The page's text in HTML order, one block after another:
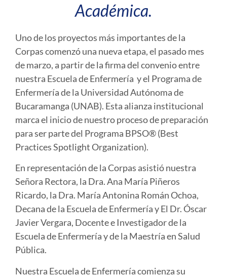
Académica.
Uno de los proyectos más importantes de la
Corpas comenzó una nueva etapa, el pasado mes
de marzo, a partir de la firma del convenio entre
nuestra Escuela de Enfermería y el Programa de
Enfermería de la Universidad Autónoma de
Bucaramanga (UNAB). Esta alianza institucional
marca el inicio de nuestro proceso de preparación
para ser parte del Programa BPSO® (Best
Practices Spotlight Organization).
En representación de la Corpas asistió nuestra
Señora Rectora, la Dra. Ana María Piñeros
Ricardo, la Dra. María Antonina Román Ochoa,
Decana de la Escuela de Enfermería y El Dr. Óscar
Javier Vergara, Docente e Investigador de la
Escuela de Enfermería y de la Maestría en Salud
Pública.
Nuestra Escuela de Enfermería comienza su